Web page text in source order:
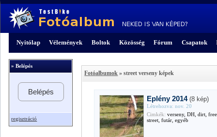
Nyitólap Vélemények Boltok Közösség Fórum Csapatok
» Belépés
Belépés
regisztráció
Fotóalbumok » street verseny képek
Eplény 2014 (8 kép)
Létrehozva: nov. 20
Cimkék: verseny, DH, dirt,
street, futár, egyéb